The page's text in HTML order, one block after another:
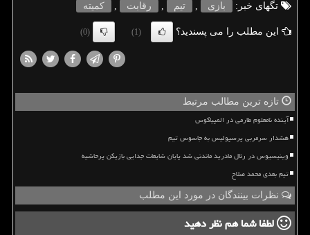
تگهای خبر:
بازی , تیم , رقابت , كمیته
این مطلب را می پسندید؟ (1)
(0)
تازه ترین مطالب مرتبط
آینده نامعلوم طارمی در المپیاکوس
هشدار سرمربی پرسپولیس به جاسوس تیم
وینیسیوس در رئال مادرید ماندنی شد پایان شایعات جدایی بازیکن پرحاشیه
تیم بعدی محمد صلاح
نظرات بینندگان در مورد این مطلب
لطفا شما همنظر دهید